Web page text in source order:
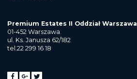
Premium Estates II Oddział Warszawa
01-452 Warszawa
ul. Ks. Janusza 62/182
tel.22 299 16 18